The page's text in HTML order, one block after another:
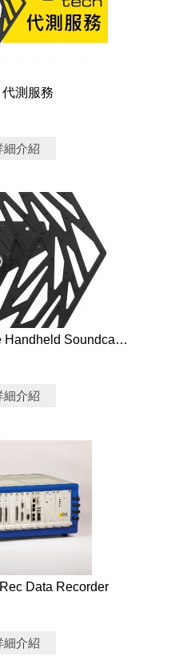
測服務
細介紹
gfai tech All-in-one Handheld Soundcam - Mikado
細介紹
Data Recorder
細介紹